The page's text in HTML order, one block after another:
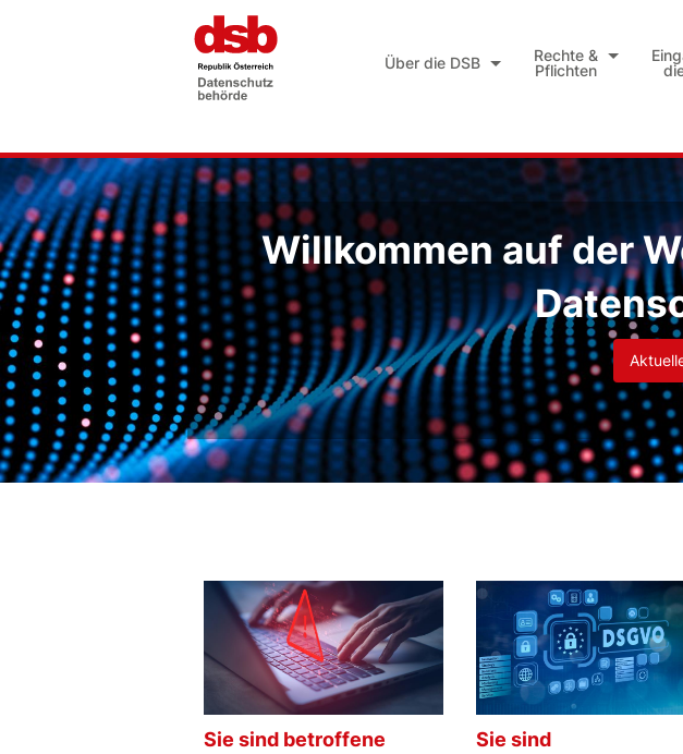
Über die DSB
Rechte &
Pflichten
Willkommen auf der
Sie sind betroffene
Sie sind